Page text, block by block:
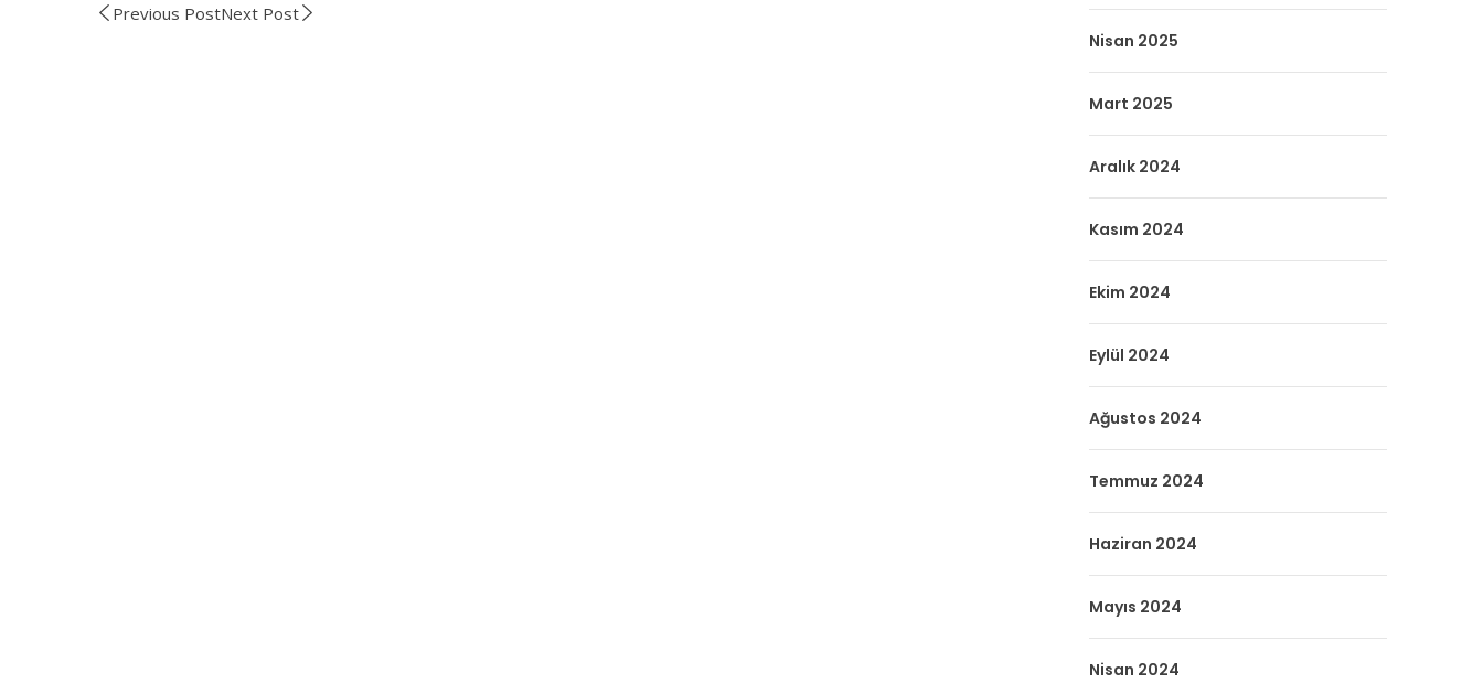
Previous PostNext Post
Nisan 2025
Mart 2025
Aralık 2024
Kasım 2024
Ekim 2024
Eylül 2024
Ağustos 2024
Temmuz 2024
Haziran 2024
Mayıs 2024
Nisan 2024